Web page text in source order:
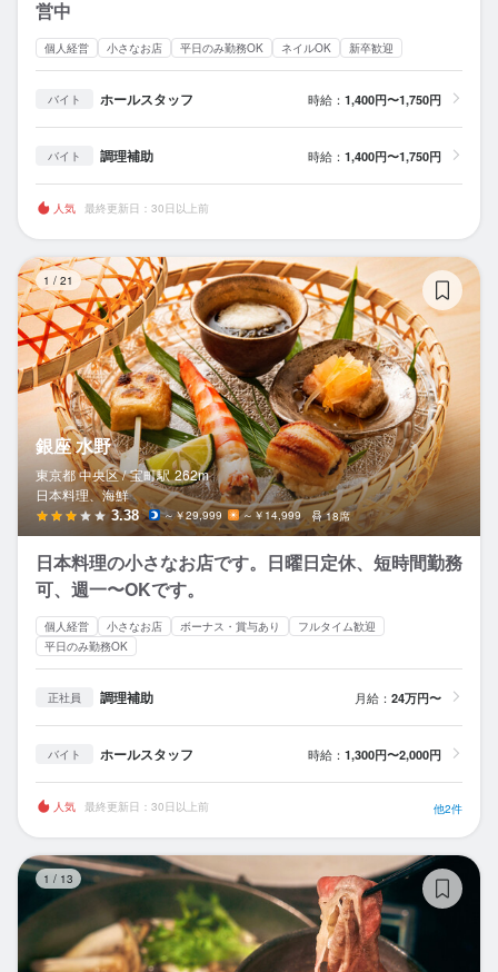
営中
個人経営 小さなお店 平日のみ勤務OK ネイルOK 新卒歓迎
バイト ホールスタッフ 時給： 1,400円〜1,750円
バイト 調理補助 時給： 1,400円〜1,750円
人気 最終更新日：30日以上前
1 / 21
銀座 水野
東京都 中央区 / 宝町駅 262m
日本料理、海鮮
3.38 ～￥29,999 ～￥14,999 18席
日本料理の小さなお店です。日曜日定休、短時間勤務
可、週一〜OKです。
個人経営 小さなお店 ボーナス・賞与あり
フルタイム歓迎
平日のみ勤務OK
正社員 調理補助 月給： 24万円〜
バイト ホールスタッフ 時給： 1,300円〜2,000円
人気 最終更新日：30日以上前 他2件
1 / 13